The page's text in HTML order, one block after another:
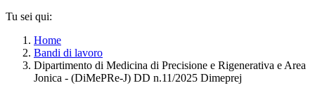
Tu sei qui:
Home
Bandi di lavoro
Dipartimento di Medicina di Precisione e Rigenerativa e Area
Jonica - (DiMePRe-J) DD n.11/2025 Dimeprej